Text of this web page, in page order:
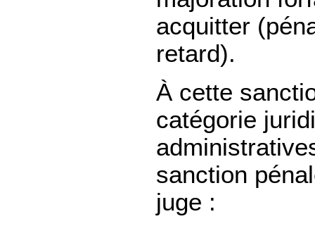
acquitter
retard).
À cette
catégorie
sanction
juge :